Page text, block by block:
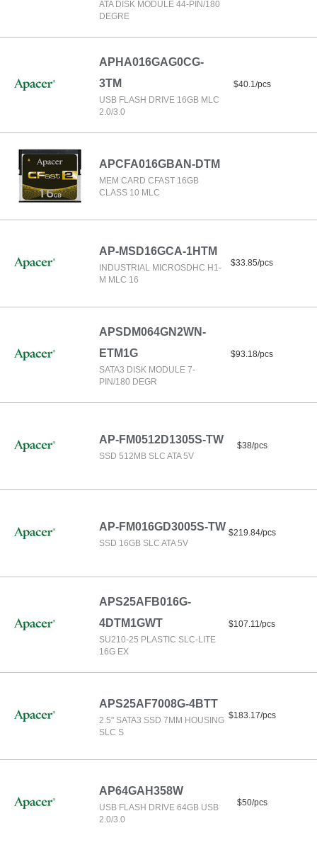
ATA DISK MODULE 44-PIN/180
DEGRE
APHA016GAG0CG-
3TM
USB FLASH DRIVE 16GB MLC
2.0/3.0
$40.1/pcs
APCFA016GBAN-DTM
MEM CARD CFAST 16GB
CLASS 10 MLC
AP-MSD16GCA-1HTM
INDUSTRIAL MICROSDHC H1-
M MLC 16
$33.85/pcs
APSDM064GN2WN-
ETM1G
SATA3 DISK MODULE 7-
PIN/180 DEGR
$93.18/pcs
AP-FM0512D1305S-TW
SSD 512MB SLC ATA 5V
$38/pcs
AP-FM016GD3005S-TW
SSD 16GB SLC ATA 5V
$219.84/pcs
APS25AFB016G-
4DTM1GWT
SU210-25 PLASTIC SLC-LITE
16G EX
$107.11/pcs
APS25AF7008G-4BTT
2.5" SATA3 SSD 7MM HOUSING
SLC S
$183.17/pcs
AP64GAH358W
USB FLASH DRIVE 64GB USB
2.0/3.0
$50/pcs